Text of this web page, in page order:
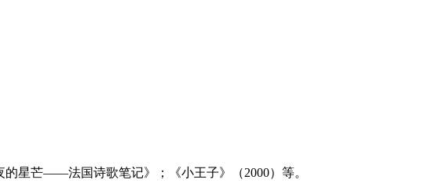
的星芒——法国诗歌笔记》；《小王子》（2000）等。